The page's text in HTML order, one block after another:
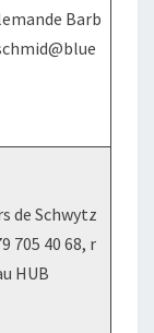
Barb
de Schwytz
705 40 68, r
HUB